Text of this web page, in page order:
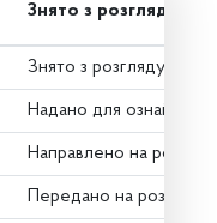
Знято з розгляду
Знято з розгляду
Надано для
Направлено на
Передано на розгляд